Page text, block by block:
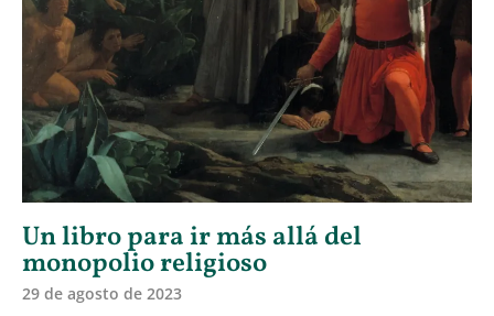
Un libro para ir más allá del
monopolio religioso
29 de agosto de 2023